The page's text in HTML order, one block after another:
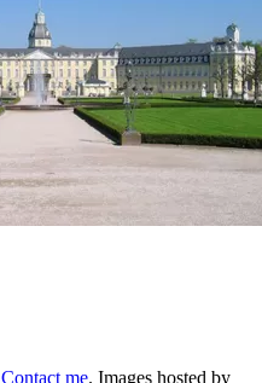
Contact me. Images hosted by